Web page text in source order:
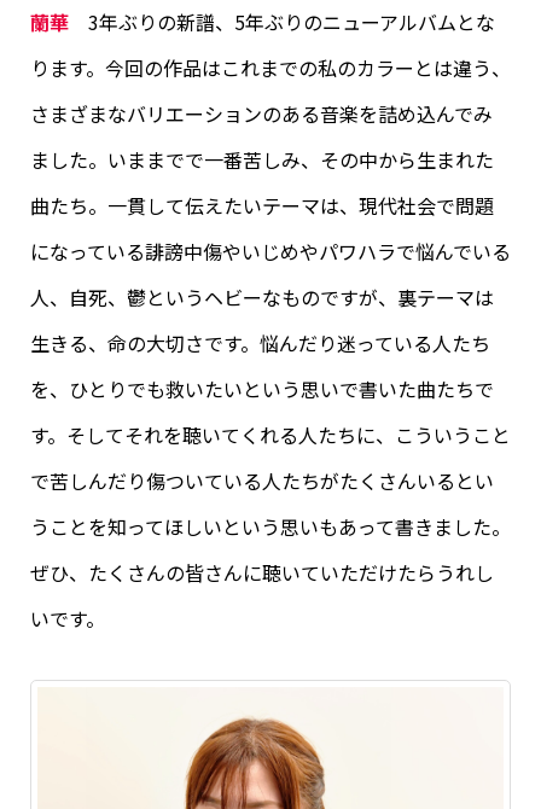
蘭華3年ぶりの新譜、5年ぶりのニューアルバムとな
ります。今回の作品はこれまでの私のカラーとは違う、
さまざまなバリエーションのある音楽を詰め込んでみ
ました。いままでで一番苦しみ、その中から生まれた
曲たち。一貫して伝えたいテーマは、現代社会で問題
になっている誹謗中傷やいじめやパワハラで悩んでいる
人、自死、鬱というヘビーなものですが、裏テーマは
生きる、命の大切さです。悩んだり迷っている人たち
を、ひとりでも救いたいという思いで書いた曲たちで
す。そしてそれを聴いてくれる人たちに、こういうこと
で苦しんだり傷ついている人たちがたくさんいるとい
うことを知ってほしいという思いもあって書きました。
ぜひ、たくさんの皆さんに聴いていただけたらうれし
いです。